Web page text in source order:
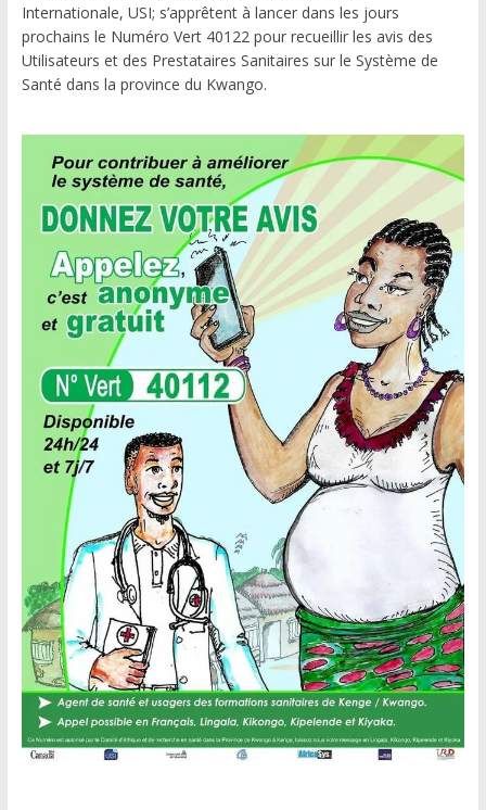
Internationale, USI; s’apprêtent à lancer dans les jours
prochains le Numéro Vert 40122 pour recueillir les avis des
Utilisateurs et des Prestataires Sanitaires sur le Système de
Santé dans la province du Kwango.